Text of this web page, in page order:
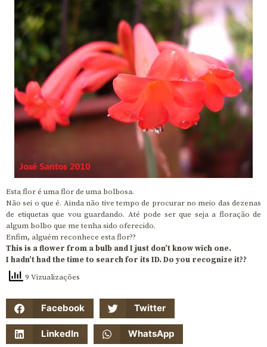
Esta flor é uma flor de uma bolbosa.
Não sei o que é. Ainda não tive tempo de procurar no meio das dezenas
de etiquetas que vou guardando. Até pode ser que seja a floração de
algum bolbo que me tenha sido oferecido.
Enfim, alguém reconhece esta flor??
This is a flower from a bulb and I just don’t know wich one.
I hadn’t had the time to search for its ID. Do you recognize it??
9 Vizualizações
Facebook Twitter
LinkedIn WhatsApp